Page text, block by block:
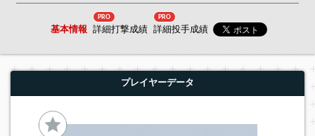
基本情報
PRO
詳細打撃成績
PRO
詳細投手成績
プレイヤーデータ